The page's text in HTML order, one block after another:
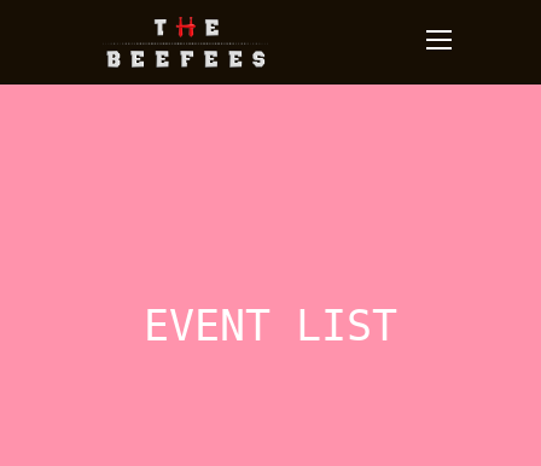
EVENT LIST